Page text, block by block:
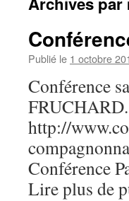
Publié le 1 octobre
Conférence
http://
Conférence
Lire plus de